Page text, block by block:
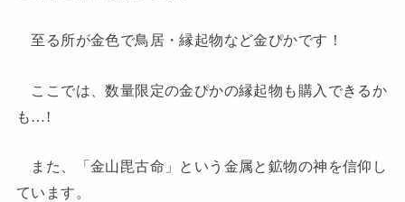
至る所が金色で鳥居・縁起物など金ぴかです！
ここでは、数量限定の金ぴかの縁起物も購入できるか
も…!
また、「金山毘古命」という金属と鉱物の神を信仰し
ています。